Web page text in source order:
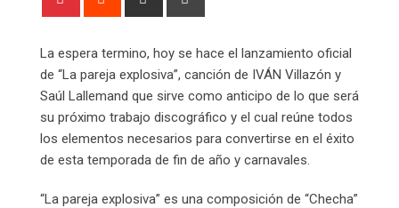
La espera termino, hoy se hace el lanzamiento oficial
de “La pareja explosiva”, canción de IVÁN Villazón y
Saúl Lallemand que sirve como anticipo de lo que será
su próximo trabajo discográfico y el cual reúne todos
los elementos necesarios para convertirse en el éxito
de esta temporada de fin de año y carnavales.
“La pareja explosiva” es una composición de “Checha”